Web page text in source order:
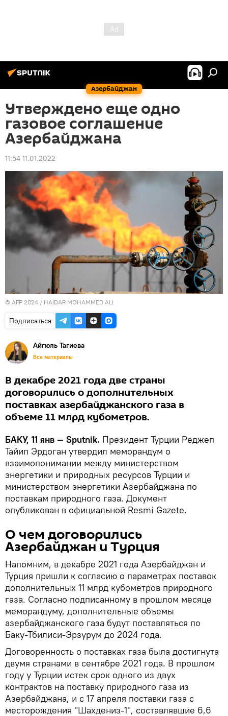
Азербайджан
Утверждено еще одно
газовое соглашение
Азербайджана
11:54 11.01.2022
© AFP 2024 / HAIDAR MOHAMMED ALI
Подписаться
Айгюль Тагиева
Все материалы
В декабре 2021 года две страны
договорились о дополнительных
поставках азербайджанского газа в
объеме 11 млрд кубометров.
БАКУ, 11 янв — Sputnik. Президент Турции Реджеп
Тайип Эрдоган утвердил меморандум о
взаимопонимании между министерством
энергетики и природных ресурсов Турции и
министерством энергетики Азербайджана по
поставкам природного газа. Документ
опубликован в официальной Resmi Gazete.
О чем договорились
Азербайджан и Турция
Напомним, в декабре 2021 года Азербайджан и
Турция пришли к согласию о параметрах поставок
дополнительных 11 млрд кубометров природного
газа. Согласно подписанному в прошлом месяце
меморандуму, дополнительные объемы
азербайджанского газа будут поставляться по
Баку-Тбилиси-Эрзурум до 2024 года.
Договоренность о поставках газа была достигнута
двумя странами в сентябре 2021 года. В прошлом
году у Турции истек срок одного из двух
контрактов на поставку природного газа из
Азербайджана, и с 17 апреля поставки газа с
месторождения "Шахдениз-1", составлявшие 6,6